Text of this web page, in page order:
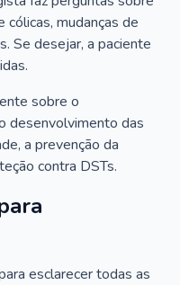
cólicas, mudanças de
Se desejar, a paciente
sobre o
desenvolvimento das
a prevenção da
contra DSTs.
esclarecer todas as